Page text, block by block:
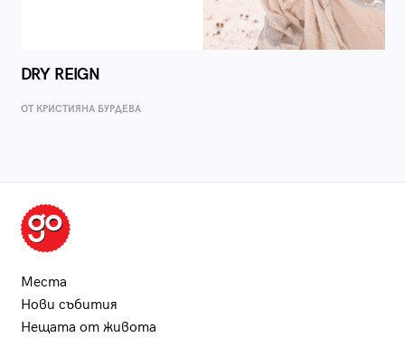
DRY REIGN
ОТ КРИСТИЯНА БУРДЕВА
Места
Нови събития
Нещата от живота